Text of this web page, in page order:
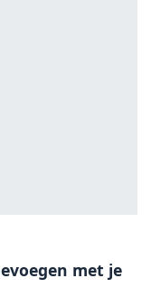
met je